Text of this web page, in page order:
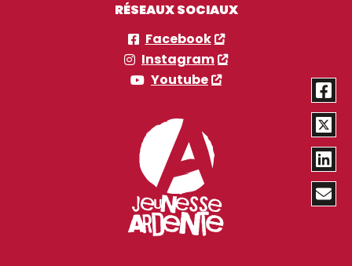
RÉSEAUX SOCIAUX
Facebook
Instagram
Youtube